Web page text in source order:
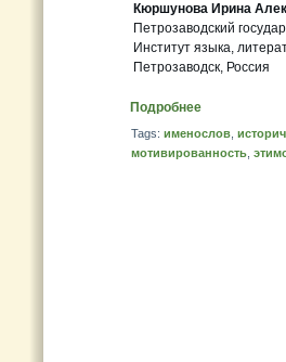
Кюршунова Ирина
Петрозаводский
Институт языка,
Петрозаводск, Россия
Подробнее
Tags: именослов
мотивированность